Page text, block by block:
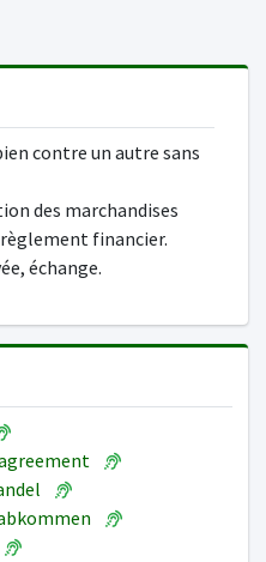
contre un autre sans
des marchandises
financier.
échange.